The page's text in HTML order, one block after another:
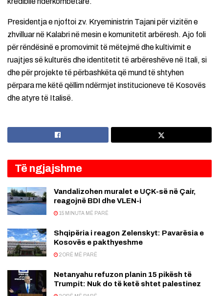
Presidentja e njoftoi zv. Kryeministrin Tajani për vizitën e
zhvilluar në Kalabri në mesin e komunitetit arbëresh. Ajo foli
për rëndësinë e promovimit të mëtejmë dhe kultivimit e
ruajtjes së kulturës dhe identitetit të arbëreshëve në Itali, si
dhe për projekte të përbashkëta që mund të shtyhen
përpara me këtë qëllim ndërmjet institucioneve të Kosovës
dhe atyre të Italisë.
Të ngjajshme
Vandalizohen muralet e UÇK-së në Çair,
reagojnë BDI dhe VLEN-i
15 MINUTA MË PARË
Shqipëria i reagon Zelenskyt: Pavarësia e
Kosovës e pakthyeshme
2 ORË MË PARË
Netanyahu refuzon planin 15 pikësh të
Trumpit: Nuk do të ketë shtet palestinez